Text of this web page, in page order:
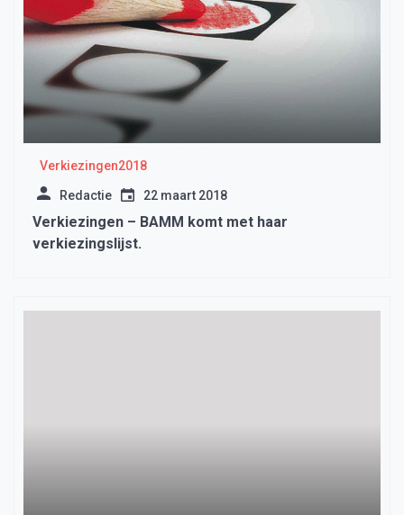
Verkiezingen2018
Redactie 22 maart 2018
Verkiezingen – BAMM komt met haar
verkiezingslijst.